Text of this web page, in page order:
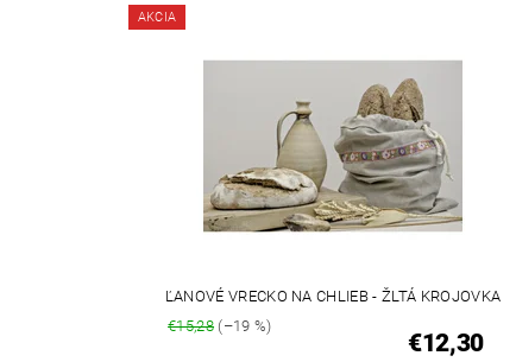
AKCIA
ĽANOVÉ VRECKO NA CHLIEB - ŽLTÁ KROJOVKA
€15,28 (–19 %)
€12,30